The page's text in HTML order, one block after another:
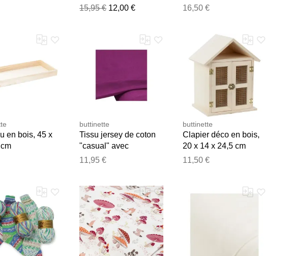
Felipe", 300 g
15,95 € 12,00 €
50 cm
16,50 €
en bois, 45 x
buttinette
Tissu jersey de coton
"casual" avec
élasthanne, mûre
11,95 €
buttinette
Clapier déco en bois,
20 x 14 x 24,5 cm
11,50 €
avant de les publier.